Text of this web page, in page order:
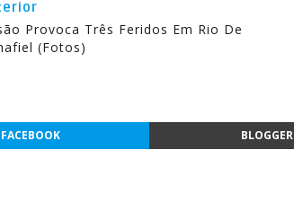
Provoca Três Feridos Em Rio De
(fotos)
FACEBOOK BLOGGER